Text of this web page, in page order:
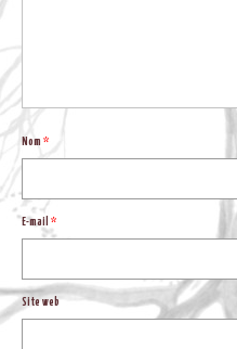
Nom *
E-mail *
Site web